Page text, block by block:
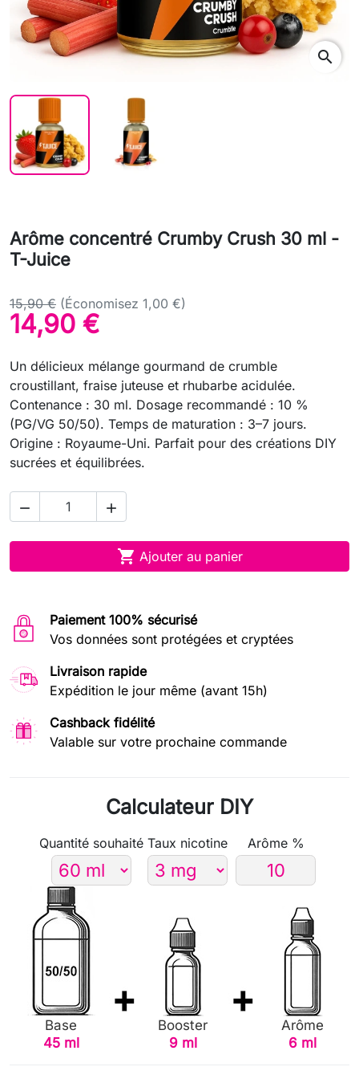
search
Arôme concentré Crumby Crush 30 ml -
T-Juice
15,90 € (Économisez 1,00 €)
14,90 €
Un délicieux mélange gourmand de crumble
croustillant, fraise juteuse et rhubarbe acidulée.
Contenance : 30 ml. Dosage recommandé : 10 %
(PG/VG 50/50). Temps de maturation : 3–7 jours.
Origine : Royaume-Uni. Parfait pour des créations DIY
sucrées et équilibrées.
 
 Ajouter au panier
Paiement 100% sécurisé
Vos données sont protégées et cryptées
Livraison rapide
Expédition le jour même (avant 15h)
Cashback fidélité
Valable sur votre prochaine commande
Calculateur DIY
Quantité souhaité Taux nicotine Arôme %
Base
45 ml
Booster
9 ml
Arôme
6 ml